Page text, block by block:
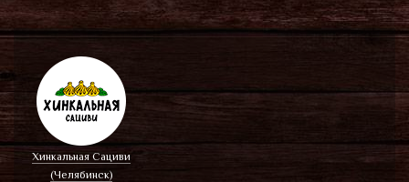
Хинкальная Сациви
(Челябинск)